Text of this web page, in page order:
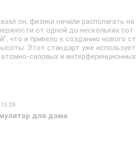
он, физики начали располагать на
от одной до нескольких сот
что и привело к созданию нового ст
Этот стандарт уже использует
силовых и интерференционных
для дома